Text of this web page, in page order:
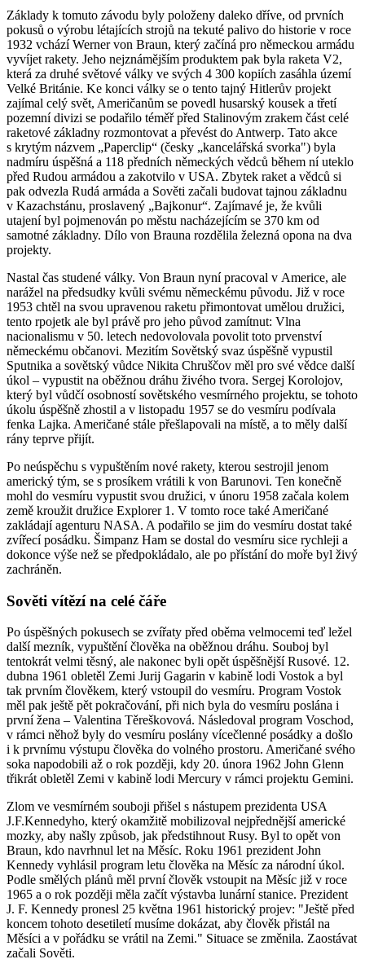
Základy k tomuto závodu byly položeny daleko dříve, od prvních
pokusů o výrobu létajících strojů na tekuté palivo do historie v roce
1932 vchází Werner von Braun, který začíná pro německou armádu
vyvíjet rakety. Jeho nejznámějším produktem pak byla raketa V2,
která za druhé světové války ve svých 4 300 kopiích zasáhla území
Velké Británie. Ke konci války se o tento tajný Hitlerův projekt
zajímal celý svět, Američanům se povedl husarský kousek a třetí
pozemní divizi se podařilo téměř před Stalinovým zrakem část celé
raketové základny rozmontovat a převést do Antwerp. Tato akce
s krytým názvem „Paperclip“ (česky „kancelářská svorka") byla
nadmíru úspěšná a 118 předních německých vědců během ní uteklo
před Rudou armádou a zakotvilo v USA. Zbytek raket a vědců si
pak odvezla Rudá armáda a Sověti začali budovat tajnou základnu
v Kazachstánu, proslavený „Bajkonur“. Zajímavé je, že kvůli
utajení byl pojmenován po městu nacházejícím se 370 km od
samotné základny. Dílo von Brauna rozdělila železná opona na dva
projekty.
Nastal čas studené války. Von Braun nyní pracoval v Americe, ale
narážel na předsudky kvůli svému německému původu. Již v roce
1953 chtěl na svou upravenou raketu přimontovat umělou družici,
tento rpojetk ale byl právě pro jeho původ zamítnut: Vlna
nacionalismu v 50. letech nedovolovala povolit toto prvenství
německému občanovi. Mezitím Sovětský svaz úspěšně vypustil
Sputnika a sovětský vůdce Nikita Chruščov měl pro své vědce další
úkol – vypustit na oběžnou dráhu živého tvora. Sergej Korolojov,
který byl vůdčí osobností sovětského vesmírného projektu, se tohoto
úkolu úspěšně zhostil a v listopadu 1957 se do vesmíru podívala
fenka Lajka. Američané stále přešlapovali na místě, a to měly další
rány teprve přijít.
Po neúspěchu s vypuštěním nové rakety, kterou sestrojil jenom
americký tým, se s prosíkem vrátili k von Barunovi. Ten konečně
mohl do vesmíru vypustit svou družici, v únoru 1958 začala kolem
země kroužit družice Explorer 1. V tomto roce také Američané
zakládají agenturu NASA. A podařilo se jim do vesmíru dostat také
zvířecí posádku. Šimpanz Ham se dostal do vesmíru sice rychleji a
dokonce výše než se předpokládalo, ale po přístání do moře byl živý
zachráněn.
Sověti vítězí na celé čáře
Po úspěšných pokusech se zvířaty před oběma velmocemi teď ležel
další mezník, vypuštění člověka na oběžnou dráhu. Souboj byl
tentokrát velmi těsný, ale nakonec byli opět úspěšnější Rusové. 12.
dubna 1961 obletěl Zemi Jurij Gagarin v kabině lodi Vostok a byl
tak prvním člověkem, který vstoupil do vesmíru. Program Vostok
měl pak ještě pět pokračování, při nich byla do vesmíru poslána i
první žena – Valentina Těreškovová. Následoval program Voschod,
v rámci něhož byly do vesmíru poslány vícečlenné posádky a došlo
i k prvnímu výstupu člověka do volného prostoru. Američané svého
soka napodobili až o rok později, kdy 20. února 1962 John Glenn
třikrát obletěl Zemi v kabině lodi Mercury v rámci projektu Gemini.
Zlom ve vesmírném souboji přišel s nástupem prezidenta USA
J.F.Kennedyho, který okamžitě mobilizoval nejpřednější americké
mozky, aby našly způsob, jak předstihnout Rusy. Byl to opět von
Braun, kdo navrhnul let na Měsíc. Roku 1961 prezident John
Kennedy vyhlásil program letu člověka na Měsíc za národní úkol.
Podle smělých plánů měl první člověk vstoupit na Měsíc již v roce
1965 a o rok později měla začít výstavba lunární stanice. Prezident
J. F. Kennedy pronesl 25 května 1961 historický projev: "Ještě před
koncem tohoto desetiletí musíme dokázat, aby člověk přistál na
Měsíci a v pořádku se vrátil na Zemi." Situace se změnila. Zaostávat
začali Sověti.